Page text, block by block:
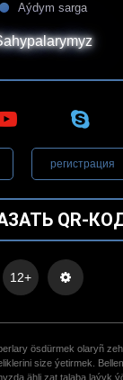
Aýdym sarga
регистрация
QR-
12+
ösdürmek olaryñ
size ýetirmek.
ähli zat talaba laýyk